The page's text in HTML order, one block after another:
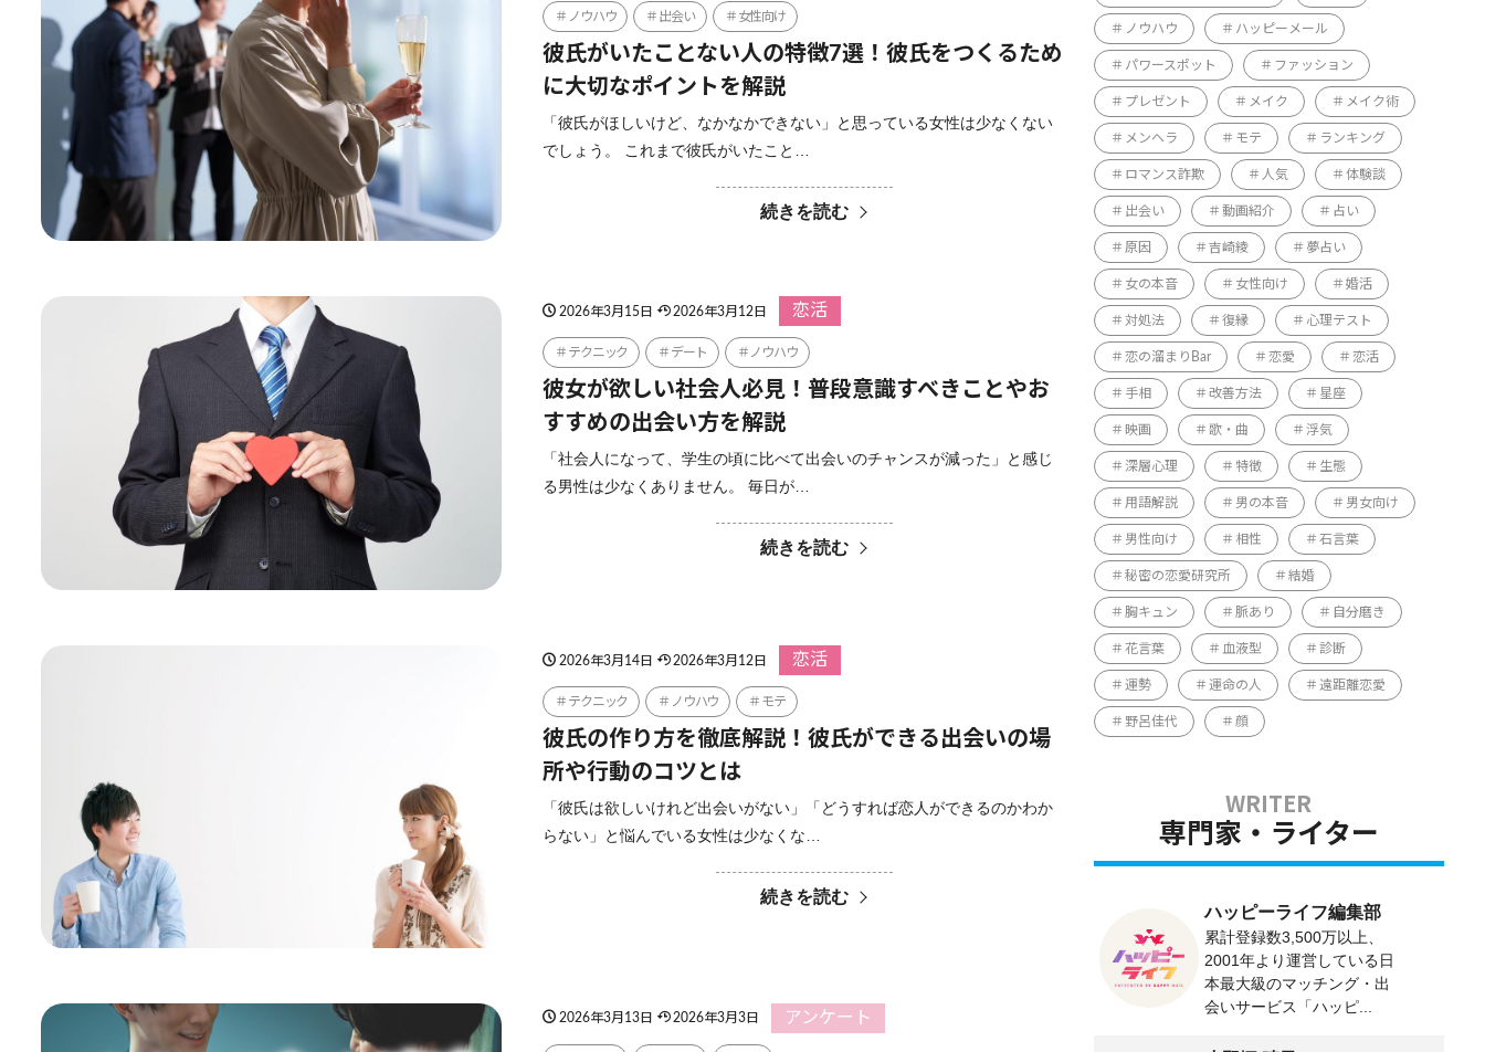
ノウハウ 出会い 女性向け
彼氏がいたことない人の特徴7選！彼氏をつくるため
に大切なポイントを解説
「彼氏がほしいけど、なかなかできない」と思っている女性は少なくない
でしょう。 これまで彼氏がいたこと…
続きを読む
2026年3月15日 2026年3月12日 恋活
テクニック デート ノウハウ
彼女が欲しい社会人必見！普段意識すべきことやお
すすめの出会い方を解説
「社会人になって、学生の頃に比べて出会いのチャンスが減った」と感じ
る男性は少なくありません。 毎日が…
続きを読む
2026年3月14日 2026年3月12日 恋活
テクニック ノウハウ モテ
彼氏の作り方を徹底解説！彼氏ができる出会いの場
所や行動のコツとは
「彼氏は欲しいけれど出会いがない」「どうすれば恋人ができるのかわか
らない」と悩んでいる女性は少なくな…
続きを読む
2026年3月13日 2026年3月3日 アンケート
ノウハウ ハッピーメール
パワースポット ファッション
プレゼント メイク メイク術
メンヘラ モテ ランキング
ロマンス詐欺 人気 体験談
出会い 動画紹介 占い
原因 吉崎綾 夢占い
女の本音 女性向け 婚活
対処法 復縁 心理テスト
恋の溜まりBar 恋愛 恋活
手相 改善方法 星座
映画 歌・曲 浮気
深層心理 特徴 生態
用語解説 男の本音 男女向け
男性向け 相性 石言葉
秘密の恋愛研究所 結婚
胸キュン 脈あり 自分磨き
花言葉 血液型 診断
運勢 運命の人 遠距離恋愛
野呂佳代 顔
専門家・ライター
ハッピーライフ編集部
累計登録数3,500万以上、
2001年より運営している日
本最大級のマッチング・出
会いサービス「ハッピ...